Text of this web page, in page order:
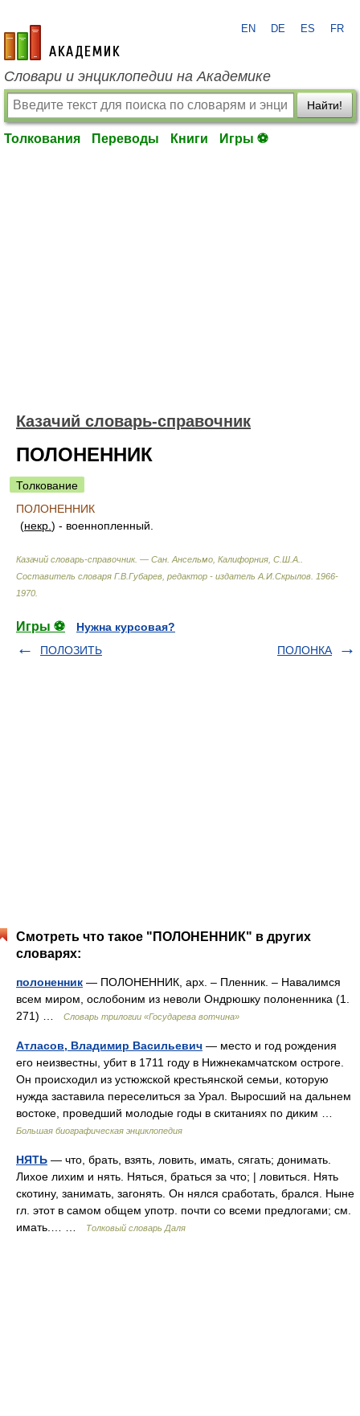
academic.ru
EN DE ES FR
Словари и энциклопедии на Академике
Найти!
Толкования Переводы Книги Игры ⚽
Казачий словарь-справочник
ПОЛОНЕННИК
Толкование
ПОЛОНЕННИК
(некр. ) - военнопленный.
Казачий словарь-справочник. — Сан. Ансельмо, Калифорния, С.Ш.А.
Составитель словаря Г.В.Губарев, редактор - издатель А.И.Скрылов 1966-
1970
Игры ⚽
Нужна курсовая?
ПОЛОЗИТЬ
ПОЛОНКА
Смотреть что такое "ПОЛОНЕННИК" в других
словарях:
полоненник — ПОЛОНЕННИК, арх. – Пленник. – Навалимся
всем миром, ослобоним из неволи Ондрюшку полоненника (1.
271) …
Словарь трилогии «Государева вотчина»
Атласов, Владимир Васильевич — место и год рождения
его неизвестны, убит в 1711 году в Нижнекамчатском остроге.
Он происходил из устюжской крестьянской семьи, которую
нужда заставила переселиться за Урал. Выросший на дальнем
востоке, проведший молодые годы в скитаниях по диким …
Большая биографическая энциклопедия
НЯТЬ — что, брать, взять, ловить, имать, сягать; донимать.
Лихое лихим и нять. Няться, браться за что; | ловиться. Нять
скотину, занимать, загонять. Он нялся сработать, брался. Ныне
гл. этот в самом общем употр. почти со всеми предлогами; см.
имать.… …
Толковый словарь Даля